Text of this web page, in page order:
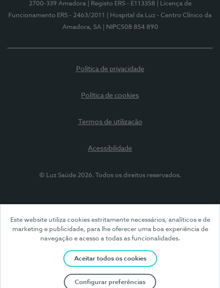
Este website utiliza cookies estritamente necessários, analíticos e de
marketing e publicidade, para lhe oferecer uma boa experiência de
navegação e acesso a todas as funcionalidades.
Aceitar todos os cookies
Configurar preferências
2700-339 Amadora
| Registo ERS - E113358
| Licença de
Funcionamento ERS - 2463/2011
| Hospital da Luz - Centro Clínico da
Amadora, SA
| NIPC508 854 890
Política de privacidade
Política de cookies
Termos de utilização
Acessibilidade
© Luz Saúde 2026. Todos os direitos reservados.